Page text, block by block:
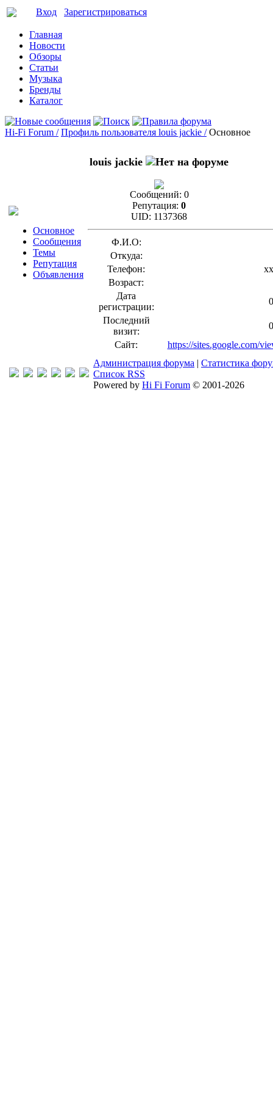
Вход Зарегистрироваться
Главная
Новости
Обзоры
Статьи
Музыка
Бренды
Каталог
Hi-Fi Forum / Профиль пользователя louis jackie / Основное
Основное
Сообщения
Темы
Репутация
Объявления
louis jackie
Сообщений: 0
Репутация: 0
UID: 1137368
Ф.И.О:
Откуда:
Телефон:
Возраст:
Дата
регистрации:
Последний
визит:
Сайт:
https://sites.google.com/
Администрация форума | Статистика
Список RSS
Powered by Hi Fi Forum © 2001-2026